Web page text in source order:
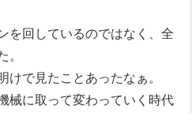
を回しているのではなく、全
で見たことあったなぁ。
械に取って変わっていく時代